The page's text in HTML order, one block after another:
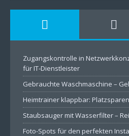
Zugangskontrolle in
für IT-Dienstleister
Gebrauchte Waschmaschine –
Heimtrainer klappbar:
Staubsauger mit Wasserfilter –
Foto-Spots für den perfekten